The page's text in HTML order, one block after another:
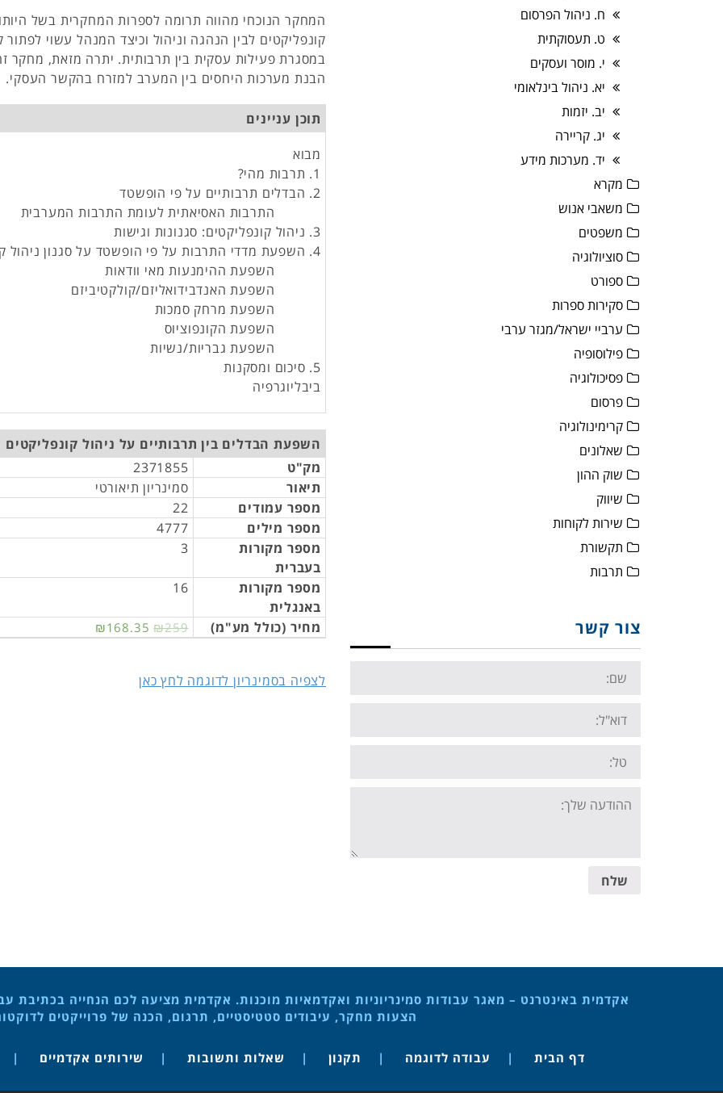
המחקר הנוכחי מהווה תרומה לספרות המחקרית בשל
קונפליקטים לבין הנהגה וניהול וכיצד המנהל עשוי לפתור
במסגרת פעילות עסקית בין תרבותית. יתרה מזאת, מחקר
הבנת מערכות היחסים בין המערב למזרח בהקשר העסקי.
תוכן עניינים
מבוא
1. תרבות מהי?
2. הבדלים תרבותיים על פי הופשטד
התרבות האסיאתית לעומת התרבות המערבית
3. ניהול קונפליקטים: סגנונות וגישות
4. השפעת מדדי התרבות על פי הופשטד על סגנון ניהול קונפליקטים
השפעת ההימנעות מאי וודאות
השפעת האנדבידואליזם/קולקטיביזם
השפעת מרחק סמכות
השפעת הקונפוציוס
השפעת גבריות/נשיות
5. סיכום ומסקנות
ביבליוגרפיה
השפעת הבדלים בין תרבותיים על ניהול
מק"ט
2371855
תיאור
סמינריון תיאורטי
מספר עמודים
22
מספר מילים
4777
מספר מקורות
בעברית
3
מספר מקורות
באנגלית
16
מחיר (כולל מע"מ) ₪168.35 ₪259
לצפיה בסמינריון לדוגמה לחץ כאן
ח. ניהול הפרסום
ט. תעסוקתית
י. מוסר ועסקים
יא. ניהול בינלאומי
יב. יזמות
יג. קריירה
יד. מערכות מידע
מקרא
משאבי אנוש
משפטים
סוציולוגיה
ספורט
סקירות ספרות
ערביי ישראל/מגזר ערבי
פילוסופיה
פסיכולוגיה
פרסום
קרימינולוגיה
שאלונים
שוק ההון
שיווק
שירות לקוחות
תקשורת
תרבות
צור קשר
Name:
Email:
Tel:
Your
message:
שלח
אקדמית באינטרנט – מאגר עבודות סמינריוניות ואקדמאיות מוכנות. אקדמית מציעה לכם הנחייה בכתיבת
הצעות מחקר, עיבודים סטטיסטיים, תרגום, הכנה של פרוייקטים
דף הבית עבודה לדוגמה תקנון שאלות ותשובות שירותים אקדמיים